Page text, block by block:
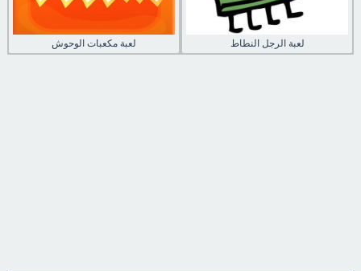
لعبة مكعبات الوحوش لعبة الرجل النطاط